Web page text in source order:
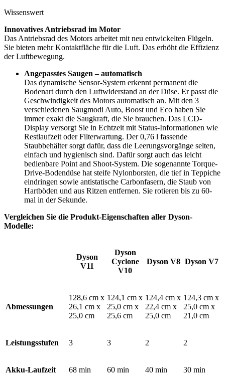
Wissenswert
Innovatives Antriebsrad im Motor
Das Antriebsrad des Motors arbeitet mit neu entwickelten Flügeln.
Sie bieten mehr Kontaktfläche für die Luft. Das erhöht die Effizienz
der Luftbewegung.
Angepasstes Saugen – automatisch
Das dynamische Sensor-System erkennt permanent die
Bodenart durch den Luftwiderstand an der Düse. Er passt die
Geschwindigkeit des Motors automatisch an. Mit den 3
verschiedenen Saugmodi Auto, Boost und Eco haben Sie
immer exakt die Saugkraft, die Sie brauchen. Das LCD-
Display versorgt Sie in Echtzeit mit Status-Informationen wie
Restlaufzeit oder Filterwartung. Der 0,76 l fassende
Staubbehälter sorgt dafür, dass die Leerungsvorgänge selten,
einfach und hygienisch sind. Dafür sorgt auch das leicht
bedienbare Point and Shoot-System. Die sogenannte Torque-
Drive-Bodendüse hat steife Nylonborsten, die tief in Teppiche
eindringen sowie antistatische Carbonfasern, die Staub von
Hartböden und aus Ritzen entfernen. Sie rotieren bis zu 60-
mal in der Sekunde.
Vergleichen Sie die Produkt-Eigenschaften aller Dyson-
Modelle:
Dyson
V11
Dyson
Cyclone
V10
Dyson V8 Dyson V7
Abmessungen
128,6 cm x
26,1 cm x
25,0 cm
124,1 cm x
25,0 cm x
25,6 cm
124,4 cm x
22,4 cm x
25,0 cm
124,3 cm x
25,0 cm x
21,0 cm
Leistungsstufen 3 3 2 2
Akku-Laufzeit 68 min 60 min 40 min 30 min